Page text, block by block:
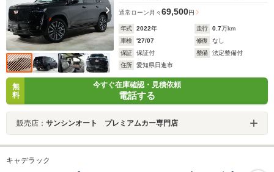
通常ローン 月々69,500円
年式 2022年 走行 0.7万km
車検
'27/07 修復
なし
保証
保証付 整備
法定整備付
住所
愛知県日進市
無
料
今すぐ在庫確認・見積依頼
電話する
販売店： サンシンオート プレミアムカー専門店
キャデラック